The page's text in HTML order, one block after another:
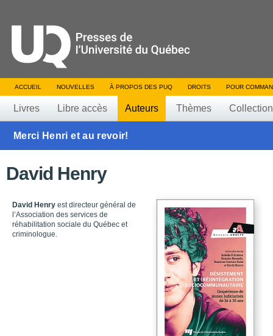
ACCUEIL NOUVELLES À PROPOS DES PUQ DROITS POUR
Livres Libre accès Auteurs Thèmes
Merci Henri et au revoir!
David Henry
David Henry est directeur général de
l’Association des services de
réhabilitation sociale du Québec et
criminologue.